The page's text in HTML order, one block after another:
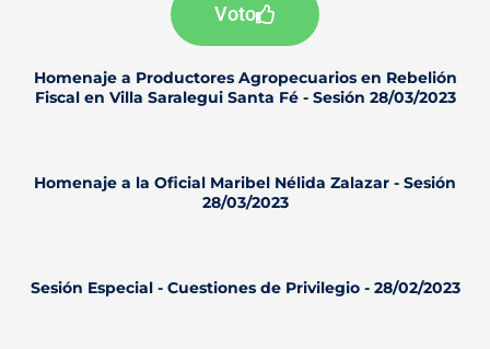
Voto
Homenaje a Productores Agropecuarios en Rebelión
Fiscal en Villa Saralegui Santa Fé - Sesión 28/03/2023
Homenaje a la Oficial Maribel Nélida Zalazar - Sesión
28/03/2023
Sesión Especial - Cuestiones de Privilegio - 28/02/2023